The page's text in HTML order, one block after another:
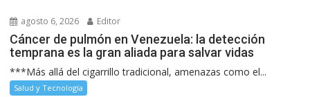
agosto 6, 2026 Editor
Cáncer de pulmón en Venezuela: la detección
temprana es la gran aliada para salvar vidas
***Más allá del cigarrillo tradicional, amenazas como el...
Salud y Tecnología